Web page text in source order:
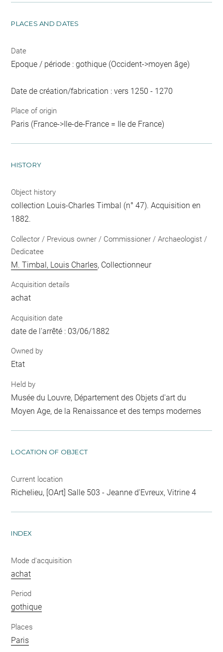
PLACES AND DATES
Date
Epoque / période : gothique (Occident->moyen âge)
Date de création/fabrication : vers 1250 - 1270
Place of origin
Paris (France->Ile-de-France = Ile de France)
HISTORY
Object history
collection Louis-Charles Timbal (n° 47). Acquisition en
1882.
Collector / Previous owner / Commissioner / Archaeologist /
Dedicatee
M. Timbal, Louis Charles, Collectionneur
Acquisition details
achat
Acquisition date
date de l'arrêté : 03/06/1882
Owned by
Etat
Held by
Musée du Louvre, Département des Objets d'art du
Moyen Age, de la Renaissance et des temps modernes
LOCATION OF OBJECT
Current location
Richelieu, [OArt] Salle 503 - Jeanne d'Evreux, Vitrine 4
INDEX
Mode d'acquisition
achat
Period
gothique
Places
Paris